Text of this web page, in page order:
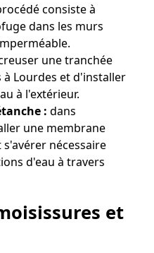
consiste à
dans les murs
une tranchée
Lourdes et d'installer
à l'extérieur.
: dans
une membrane
nécessaire
d'eau à travers
et